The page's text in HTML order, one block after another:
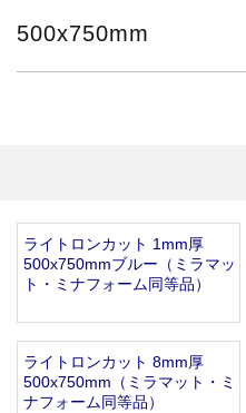
お知らせ
2024.2.27
年末年始休業のお知らせ...
お知らせ
2025.8.4
夏季休業のお知らせ...
お知らせ
2024.2.27
オンラインショップを開設いた
500x750mm
ライトロンカット 1mm厚
500x750mmブルー（ミラマッ
ト・ミナフォーム同等品）
ライトロンカット 8mm厚
500x750mm（ミラマット・ミ
ナフォーム同等品）